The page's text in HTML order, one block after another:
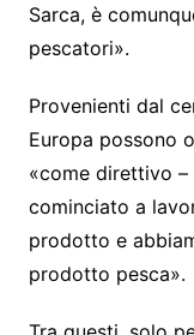
Sarca, è
pescatori».
Provenienti dal
Europa possono
«come direttivo –
cominciato a
prodotto e
prodotto pesca».